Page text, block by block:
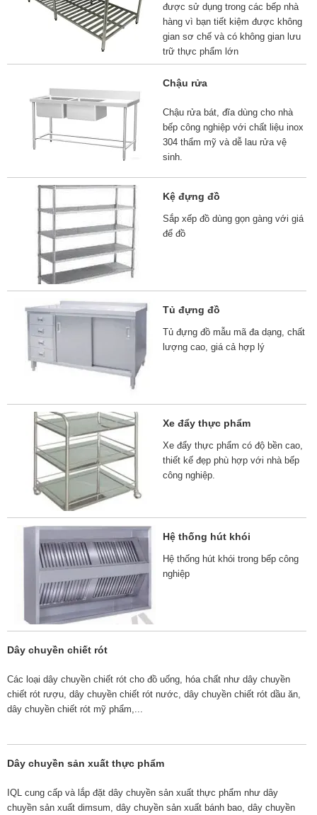
được sử dụng trong các bếp nhà
hàng vì bạn tiết kiệm được không
gian sơ chế và có không gian lưu
trữ thực phẩm lớn
Chậu rửa
Chậu rửa bát, đĩa dùng cho nhà
bếp công nghiệp với chất liệu inox
304 thẩm mỹ và dễ lau rửa vệ
sinh.
Kệ đựng đồ
Sắp xếp đồ dùng gọn gàng với giá
để đồ
Tủ đựng đồ
Tủ đựng đồ mẫu mã đa dạng, chất
lượng cao, giá cả hợp lý
Xe đẩy thực phẩm
Xe đẩy thực phẩm có độ bền cao,
thiết kế đẹp phù hợp với nhà bếp
công nghiệp.
Hệ thống hút khói
Hệ thống hút khói trong bếp công
nghiệp
Dây chuyền chiết rót
Các loại dây chuyền chiết rót cho đồ uống, hóa chất như dây chuyền
chiết rót rượu, dây chuyền chiết rót nước, dây chuyền chiết rót dầu ăn,
dây chuyền chiết rót mỹ phẩm,...
Dây chuyền sản xuất thực phẩm
IQL cung cấp và lắp đặt dây chuyền sản xuất thực phẩm như dây
chuyền sản xuất dimsum, dây chuyền sản xuất bánh bao, dây chuyền